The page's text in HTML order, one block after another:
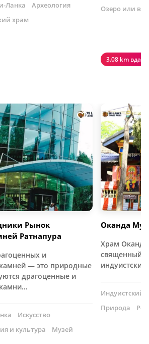
Ланка
Археология
храм
Озеро или
3.08 km вдали
Рынок
Ратнапура
и
— это природные
драгоценные и
Искусство
и культура
Музей
Оканда
Храм
священный
Индуистский
Природа